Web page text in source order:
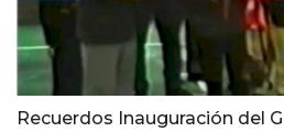
Recuerdos Inauguración del